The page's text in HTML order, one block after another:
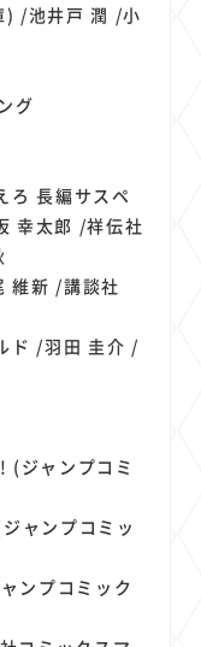
/池井戸 潤 /小
グ
長編サスペ
幸太郎 /祥伝社
維新 /講談社
ド /羽田 圭介 /
ジャンプコミ
ャンプコミッ
ンプコミック